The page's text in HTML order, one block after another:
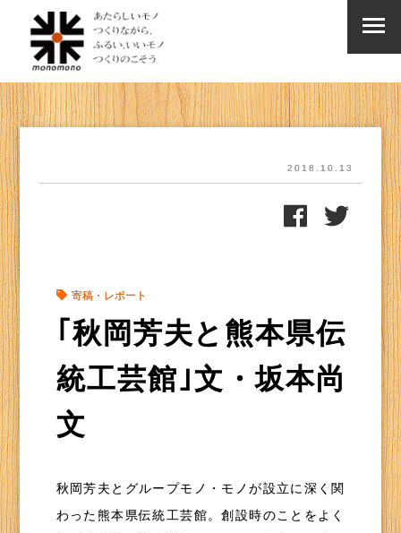
2018.10.13
寄稿・レポート
｢秋岡芳夫と熊本県伝
統工芸館｣文・坂本尚
文
秋岡芳夫とグループモノ・モノが設立に深く関
わった熊本県伝統工芸館。創設時のことをよく